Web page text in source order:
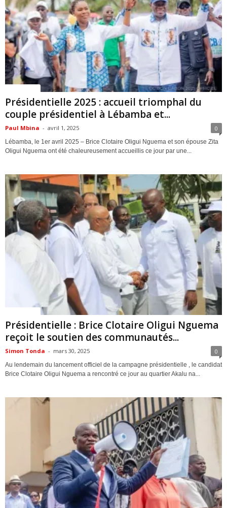
Présidentielle 2025 : accueil triomphal du
couple présidentiel à Lébamba et...
Paul Mbina - avril 1, 2025 0
Lébamba, le 1er avril 2025 – Brice Clotaire Oligui Nguema et son épouse Zita
Oligui Nguema ont été chaleureusement accueillis ce jour par une...
Présidentielle : Brice Clotaire Oligui Nguema
reçoit le soutien des communautés...
Simon Tonda - mars 30, 2025 0
Au lendemain du lancement officiel de la campagne présidentielle , le candidat
Brice Clotaire Oligui Nguema a rencontré ce jour au quartier Akalu na...